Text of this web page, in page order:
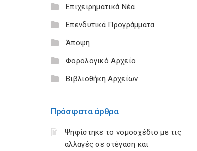
Επιχειρηματικά Νέα
Επενδυτικά Προγράμματα
Άποψη
Φορολογικό Αρχείο
Βιβλιοθήκη Αρχείων
Πρόσφατα άρθρα
Ψηφίστηκε το νομοσχέδιο με τις
αλλαγές σε στέγαση και